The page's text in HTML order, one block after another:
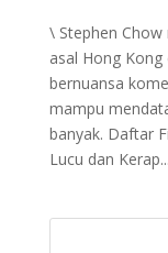
\ Stephen
asal Hong
bernuansa
mampu
banyak. Daftar
Lucu dan Kerap...